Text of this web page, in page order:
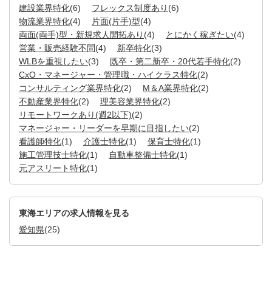
建設業界特化(6) フレックス制度あり (6)
物流業界特化(4) 片面(片手)型(4)
両面(両手)型・新規求人開拓あり (4) とにかく稼ぎたい(4)
営業・販売経験不問(4) 新卒特化(3)
WLBを重視したい(3) 既卒・第二新卒・20代若手特化(2)
CxO・マネージャー・管理職・ハイクラス特化(2)
コンサルティング業界特化(2) M＆A業界特化(2)
不動産業界特化(2) 理美容業界特化(2)
リモートワークあり(週2以下)(2)
マネージャー・リーダーを早期に目指したい(2)
看護師特化(1) 介護士特化(1) 保育士特化(1)
施工管理技士特化(1) 自動車整備士特化(1)
元アスリート特化(1)
東海エリアの求人情報を見る
愛知県(25)